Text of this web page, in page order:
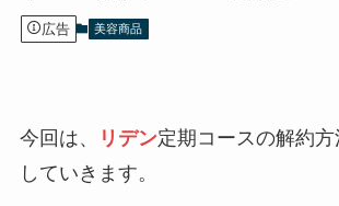
広告 美容商品
今回は、 リデン定期コースの解約
していきます。